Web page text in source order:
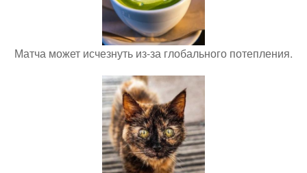
Матча может исчезнуть из-за глобального потепления.